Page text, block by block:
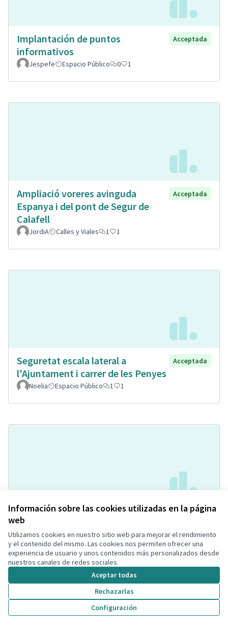
Información sobre las cookies utilizadas en la página
web
Utilizamos cookies en nuestro sitio web para mejorar el rendimiento
y el contenido del mismo. Las cookies nos permiten ofrecer una
experiencia de usuario y unos contenidos más personalizados desde
nuestros canales de redes sociales.
Aceptar todas
Rechazarlas
Configuración
Implantación de puntos
informativos
Acceptada
Jespefe Espacio Público 0 1
Ampliació voreres avinguda
Espanya i del pont de Segur de
Calafell
Acceptada
JordiA Calles y Viales 1 1
Seguretat escala lateral a
l'Ajuntament i carrer de les Penyes
Acceptada
Noelia Espacio Público 1 1
Reformar l'espai de la Maquinilla a
Acceptada
Participante eliminadaAdministrador
Patrimonio 0 0